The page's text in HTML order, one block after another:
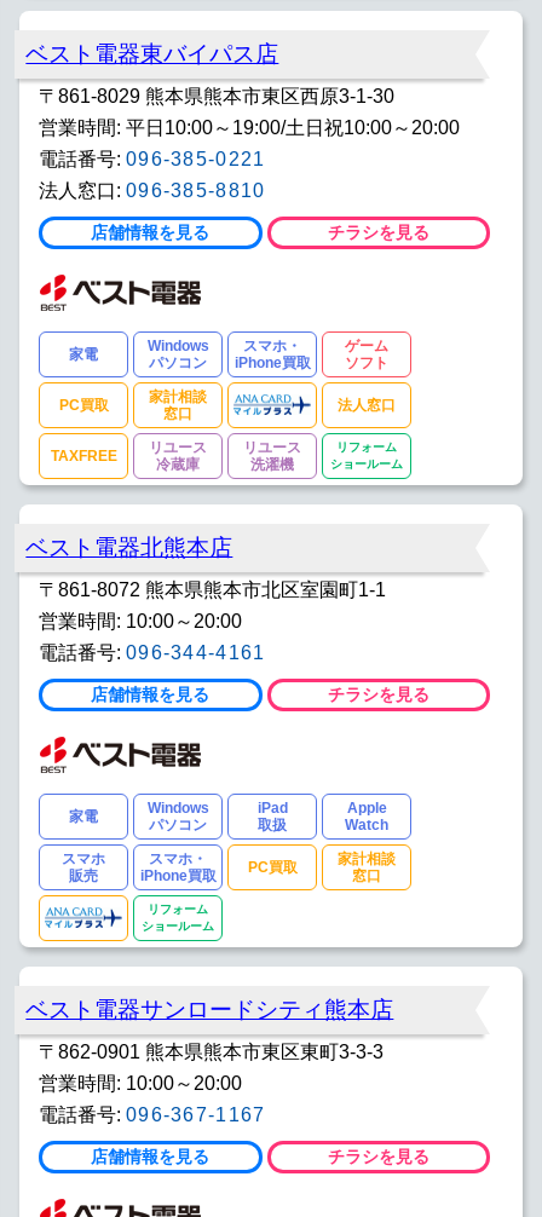
ベスト電器東バイパス店
〒861-8029 熊本県熊本市東区西原3-1-30
営業時間: 平日10:00～19:00/土日祝10:00～20:00
電話番号: 096-385-0221
法人窓口: 096-385-8810
店舗情報を見る チラシを見る
家電
Windows
パソコン
スマホ・
iPhone買取
ゲーム
ソフト
PC買取
家計相談
窓口
法人窓口
TAXFREE
リユース
冷蔵庫
リユース
洗濯機
リフォーム
ショールーム
ベスト電器北熊本店
〒861-8072 熊本県熊本市北区室園町1-1
営業時間: 10:00～20:00
電話番号: 096-344-4161
店舗情報を見る チラシを見る
家電
Windows
パソコン
iPad
取扱
Apple
Watch
スマホ
販売
スマホ・
iPhone買取
PC買取
家計相談
窓口
リフォーム
ショールーム
ベスト電器サンロードシティ熊本店
〒862-0901 熊本県熊本市東区東町3-3-3
営業時間: 10:00～20:00
電話番号: 096-367-1167
店舗情報を見る チラシを見る